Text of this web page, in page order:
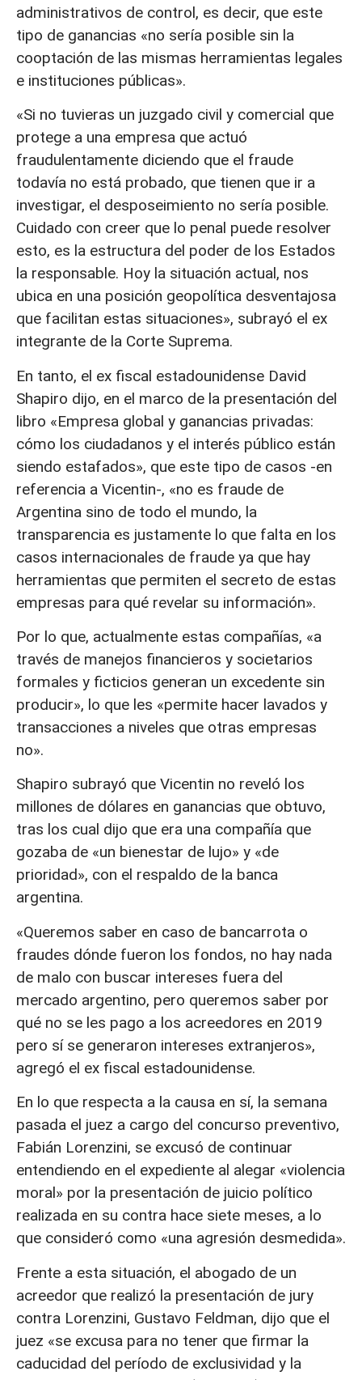
administrativos de control, es decir, que este
tipo de ganancias «no sería posible sin la
cooptación de las mismas herramientas legales
e instituciones públicas».
«Si no tuvieras un juzgado civil y comercial que
protege a una empresa que actuó
fraudulentamente diciendo que el fraude
todavía no está probado, que tienen que ir a
investigar, el desposeimiento no sería posible.
Cuidado con creer que lo penal puede resolver
esto, es la estructura del poder de los Estados
la responsable. Hoy la situación actual, nos
ubica en una posición geopolítica desventajosa
que facilitan estas situaciones», subrayó el ex
integrante de la Corte Suprema.
En tanto, el ex fiscal estadounidense David
Shapiro dijo, en el marco de la presentación del
libro «Empresa global y ganancias privadas:
cómo los ciudadanos y el interés público están
siendo estafados», que este tipo de casos -en
referencia a Vicentin-, «no es fraude de
Argentina sino de todo el mundo, la
transparencia es justamente lo que falta en los
casos internacionales de fraude ya que hay
herramientas que permiten el secreto de estas
empresas para qué revelar su información».
Por lo que, actualmente estas compañías, «a
través de manejos financieros y societarios
formales y ficticios generan un excedente sin
producir», lo que les «permite hacer lavados y
transacciones a niveles que otras empresas
no».
Shapiro subrayó que Vicentin no reveló los
millones de dólares en ganancias que obtuvo,
tras los cual dijo que era una compañía que
gozaba de «un bienestar de lujo» y «de
prioridad», con el respaldo de la banca
argentina.
«Queremos saber en caso de bancarrota o
fraudes dónde fueron los fondos, no hay nada
de malo con buscar intereses fuera del
mercado argentino, pero queremos saber por
qué no se les pago a los acreedores en 2019
pero sí se generaron intereses extranjeros»,
agregó el ex fiscal estadounidense.
En lo que respecta a la causa en sí, la semana
pasada el juez a cargo del concurso preventivo,
Fabián Lorenzini, se excusó de continuar
entendiendo en el expediente al alegar «violencia
moral» por la presentación de juicio político
realizada en su contra hace siete meses, a lo
que consideró como «una agresión desmedida».
Frente a esta situación, el abogado de un
acreedor que realizó la presentación de jury
contra Lorenzini, Gustavo Feldman, dijo que el
juez «se excusa para no tener que firmar la
caducidad del período de exclusividad y la